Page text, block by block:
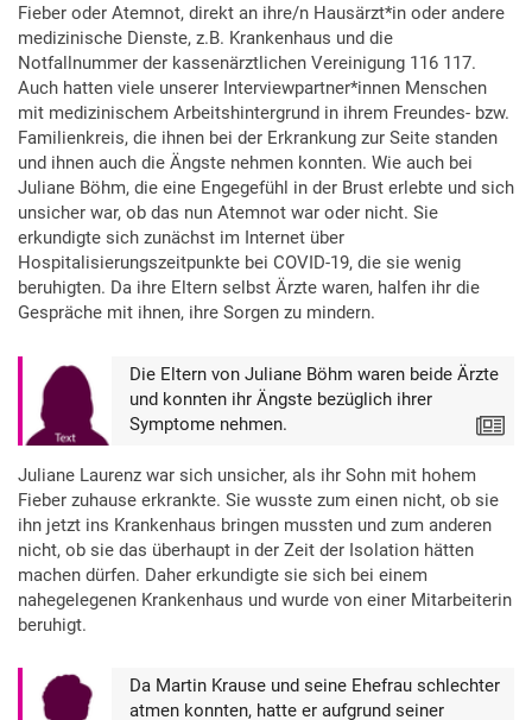
Fieber oder Atemnot, direkt an ihre/n Hausärzt*in oder andere
medizinische Dienste, z.B. Krankenhaus und die
Notfallnummer der kassenärztlichen Vereinigung 116 117.
Auch hatten viele unserer Interviewpartner*innen Menschen
mit medizinischem Arbeitshintergrund in ihrem Freundes- bzw.
Familienkreis, die ihnen bei der Erkrankung zur Seite standen
und ihnen auch die Ängste nehmen konnten. Wie auch bei
Juliane Böhm, die eine Engegefühl in der Brust erlebte und sich
unsicher war, ob das nun Atemnot war oder nicht. Sie
erkundigte sich zunächst im Internet über
Hospitalisierungszeitpunkte bei COVID-19, die sie wenig
beruhigten. Da ihre Eltern selbst Ärzte waren, halfen ihr die
Gespräche mit ihnen, ihre Sorgen zu mindern.
Die Eltern von Juliane Böhm waren beide Ärzte
und konnten ihr Ängste bezüglich ihrer
Symptome nehmen.
Juliane Laurenz war sich unsicher, als ihr Sohn mit hohem
Fieber zuhause erkrankte. Sie wusste zum einen nicht, ob sie
ihn jetzt ins Krankenhaus bringen mussten und zum anderen
nicht, ob sie das überhaupt in der Zeit der Isolation hätten
machen dürfen. Daher erkundigte sie sich bei einem
nahegelegenen Krankenhaus und wurde von einer Mitarbeiterin
beruhigt.
Da Martin Krause und seine Ehefrau schlechter
atmen konnten, hatte er aufgrund seiner